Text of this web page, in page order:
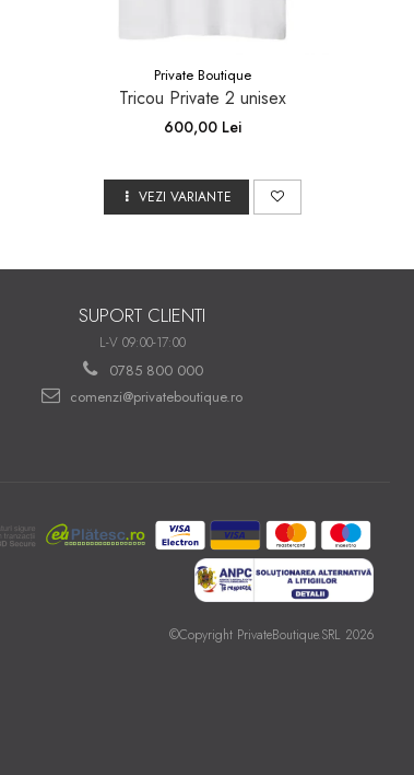
Private Boutique
Tricou Private 2 unisex
600,00 Lei
VEZI VARIANTE
SUPORT CLIENTI
L-V 09:00-17:00
0785 800 000
comenzi@privateboutique.ro
©Copyright PrivateBoutique.SRL 2026